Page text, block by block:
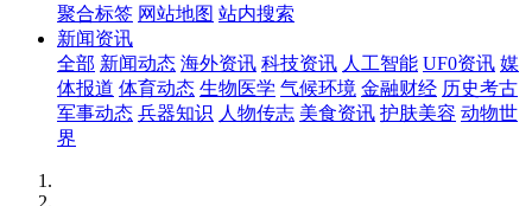
聚合标签 网站地图 站内搜索
新闻资讯
全部 新闻动态 海外资讯 科技资讯 人工智能 UF0资讯 媒
体报道 体育动态 生物医学 气候环境 金融财经 历史考古
军事动态 兵器知识 人物传志 美食资讯 护肤美容 动物世
界